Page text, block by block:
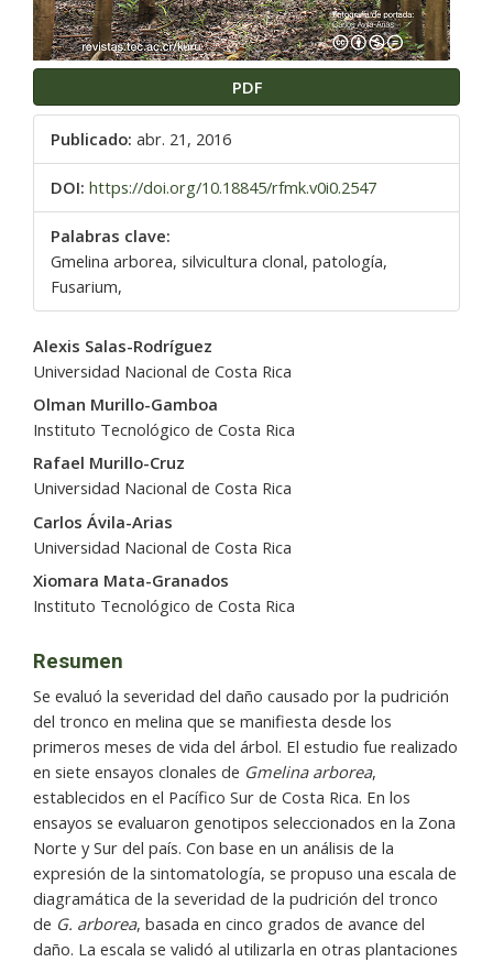
PDF
Publicado: abr. 21, 2016
DOI: https://doi.org/10.18845/rfmk.v0i0.2547
Palabras clave:
Gmelina arborea, silvicultura clonal, patología,
Fusarium,
Contenido
principal
artículo
Alexis Salas-Rodríguez
Universidad Nacional de Costa Rica
Olman Murillo-Gamboa
Instituto Tecnológico de Costa Rica
Rafael Murillo-Cruz
Universidad Nacional de Costa Rica
Carlos Ávila-Arias
Universidad Nacional de Costa Rica
Xiomara Mata-Granados
Instituto Tecnológico de Costa Rica
Resumen
Se evaluó la severidad del daño causado por la pudrición
del tronco en melina que se manifiesta desde los
primeros meses de vida del árbol. El estudio fue realizado
en siete ensayos clonales de Gmelina arborea,
establecidos en el Pacífico Sur de Costa Rica. En los
ensayos se evaluaron genotipos seleccionados en la Zona
Norte y Sur del país. Con base en un análisis de la
expresión de la sintomatología, se propuso una escala de
diagramática de la severidad de la pudrición del tronco
de G. arborea, basada en cinco grados de avance del
daño. La escala se validó al utilizarla en otras plantaciones